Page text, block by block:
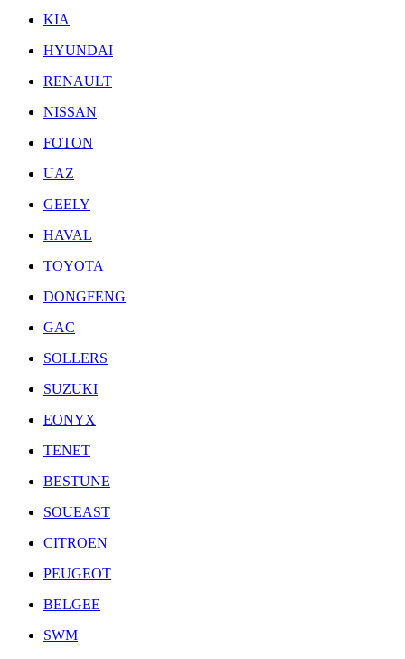
KIA
HYUNDAI
RENAULT
NISSAN
FOTON
UAZ
GEELY
HAVAL
TOYOTA
DONGFENG
GAC
SOLLERS
SUZUKI
EONYX
TENET
BESTUNE
SOUEAST
CITROEN
PEUGEOT
BELGEE
SWM